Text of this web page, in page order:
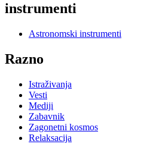
instrumenti
Astronomski instrumenti
Razno
Istraživanja
Vesti
Mediji
Zabavnik
Zagonetni kosmos
Relaksacija